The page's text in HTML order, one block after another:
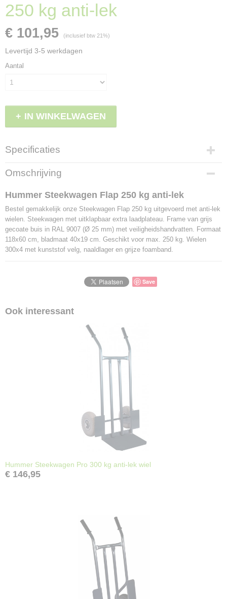
250 kg anti-lek
€ 101,95 (inclusief btw 21%)
Levertijd 3-5 werkdagen
Aantal
IN WINKELWAGEN
Specificaties
Productcode
LBS - HT10490SW
EAN code
Omschrijving
Hummer Steekwagen Flap 250 kg anti-lek
Bestel gemakkelijk onze Steekwagen Flap 250 kg uitgevoerd met anti-lek
wielen. Steekwagen met uitklapbaar extra laadplateau. Frame van grijs
gecoate buis in RAL 9007 (Ø 25 mm) met veiligheidshandvatten. Formaat
118x60 cm, bladmaat 40x19 cm. Geschikt voor max. 250 kg. Wielen
300x4 met kunststof velg, naaldlager en grijze foamband.
Save
Ook interessant
Hummer Steekwagen Pro 300 kg anti-lek wiel
€ 146,95